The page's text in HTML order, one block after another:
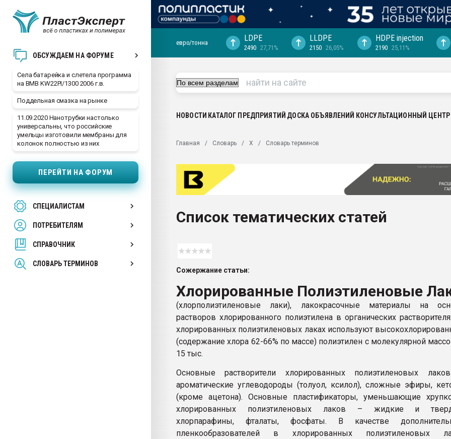
ОБСУЖДАЕМ НА ФОРУМЕ
Села батарейка и слетела программа
на BMB KW22PI/1300 2006 г.в.
Поддельная смазка на рынке
11.09.2020 Нанотрубки настолько
универсальны, что российские
умельцы изготовили мембраны для
колонок полностью из них
ПЕРЕЙТИ НА ФОРУМ
СПЕЦИАЛИСТАМ
ПОТРЕБИТЕЛЯМ
СПРАВОЧНИК
СЛОВАРЬ ТЕРМИНОВ
Помощь в подборе материала
ближайшее подмосковье, с.-в.
28.07.2026 Автоматизация выходит на
первый план в переработке
28.07.2026 "Технониколь" довольна
ситуацией на строительном рынке
евро/тонна LDPE
2490 27,71%
LLDPE
2150 26,05%
HDPE injection
2190 25,11%
НОВОСТИ КАТАЛОГ ПРЕДПРИЯТИЙ ДОСКА ОБЪЯВЛЕНИЙ КОНСУЛЬТАЦИОННЫЙ ЦЕНТР
Главная Словарь Х Словарь терминов
Список тематических статей
Сожержание статьи:
Хлорированные Полиэтиленовые
(хлорполиэтиленовые лаки), лакокрасочные материалы на
растворов хлорированного полиэтилена в органических
хлорированных полиэтиленовых лаках используют
(содержание хлора 62-66% по массе) полиэтилен с молекулярной
15 тыс.
Основные растворители хлорированных полиэтиленовых
ароматические углеводороды (толуол, ксилол), сложные эфиры,
(кроме ацетона). Основные пластификаторы, уменьшающие
хлорированных полиэтиленовых лаков – жидкие и
хлорпарафины, фталаты, фосфаты. В качестве
пленкообразователей в хлорированных полиэтиленовых